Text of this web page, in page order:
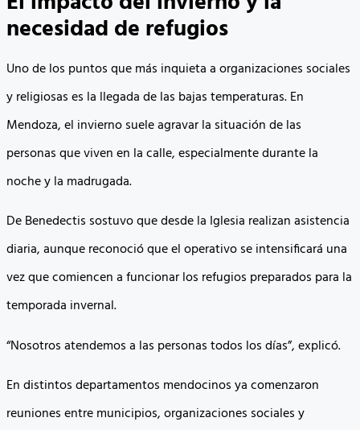
necesidad de refugios
Uno de los puntos que más inquieta a organizaciones sociales
y religiosas es la llegada de las bajas temperaturas. En
Mendoza, el invierno suele agravar la situación de las
personas que viven en la calle, especialmente durante la
noche y la madrugada.
De Benedectis sostuvo que desde la Iglesia realizan asistencia
diaria, aunque reconoció que el operativo se intensificará una
vez que comiencen a funcionar los refugios preparados para la
temporada invernal.
“Nosotros atendemos a las personas todos los días”, explicó.
En distintos departamentos mendocinos ya comenzaron
reuniones entre municipios, organizaciones sociales y